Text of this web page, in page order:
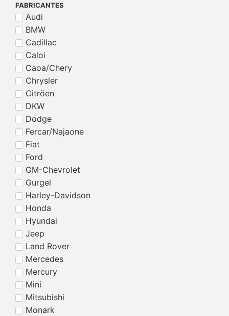
FABRICANTES
Audi
BMW
Cadillac
Caloi
Caoa/Chery
Chrysler
Citröen
DKW
Dodge
Fercar/Najaone
Fiat
Ford
GM-Chevrolet
Gurgel
Harley-Davidson
Honda
Hyundai
Jeep
Land Rover
Mercedes
Mercury
Mini
Mitsubishi
Monark